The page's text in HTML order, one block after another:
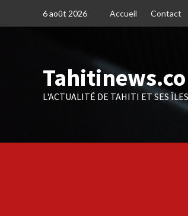
6 août 2026 Accueil Contact
Tahitinews.co
L'ACTUALITÉ DE TAHITI ET SES ÎLES